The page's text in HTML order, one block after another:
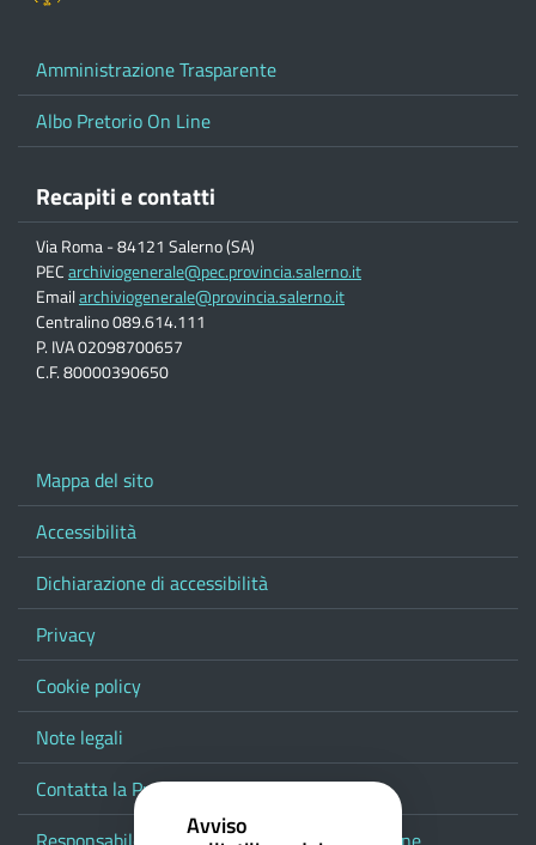
Amministrazione Trasparente
Albo Pretorio On Line
Recapiti e contatti
Via Roma - 84121 Salerno (SA)
PECarchiviogenerale@pec.provincia.salerno.it
Emailarchiviogenerale@provincia.salerno.it
Centralino 089.614.111
P. IVA 02098700657
C.F. 80000390650
Mappa del sito
Accessibilità
Dichiarazione di accessibilità
Privacy
Cookie policy
Note legali
Contatta la Provincia
Avviso